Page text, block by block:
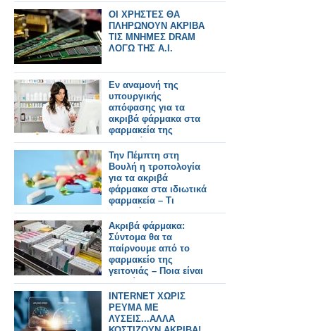
ΟΙ ΧΡΗΣΤΕΣ ΘΑ
ΠΛΗΡΩΝΟΥΝ ΑΚΡΙΒΑ
ΤΙΣ ΜΝΗΜΕΣ DRAM
ΛΟΓΩ ΤΗΣ Α.Ι.
Εν αναμονή της
υπουργικής
απόφασης για τα
ακριβά φάρμακα στα
φαρμακεία της
γειτονιάς – Τι θα
περιλαμβάνει
Την Πέμπτη στη
Βουλή η τροπολογία
για τα ακριβά
φάρμακα στα ιδιωτικά
φαρμακεία – Τι
προβλέπει
Ακριβά φάρμακα:
Σύντομα θα τα
παίρνουμε από το
φαρμακείο της
γειτονιάς – Ποια είναι
στη λίστα
INTERNET ΧΩΡΙΣ
ΡΕΥΜΑ ΜΕ
ΛΥΣΕΙΣ...ΑΛΛΑ